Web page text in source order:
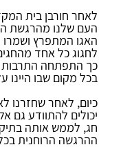
לאחר חורבן בית
העם שלנו מהרגשת
האגו המתפרץ ושמרו
לחגוג כל אחד
כך התפתחה התרבות
בכל מקום שבו היינו
כיום, לאחר שחזרנו
יכולים להתוודע גם
חג, לממש אותה
ההרגשה הרוחנית